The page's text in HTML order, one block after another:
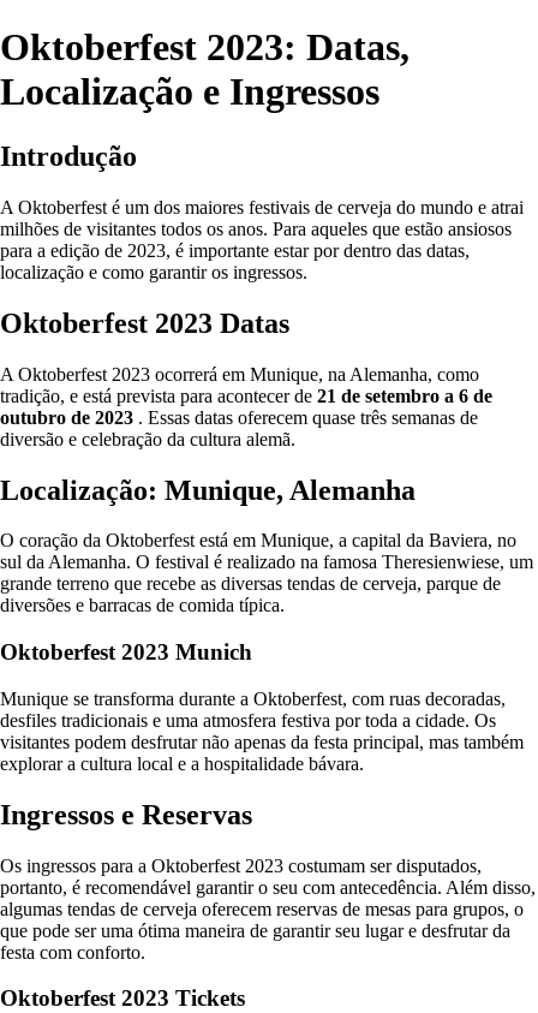
Oktoberfest 2023: Datas,
Localização e Ingressos
Introdução
A Oktoberfest é um dos maiores festivais de cerveja do mundo e atrai
milhões de visitantes todos os anos. Para aqueles que estão ansiosos
para a edição de 2023, é importante estar por dentro das datas,
localização e como garantir os ingressos.
Oktoberfest 2023 Datas
A Oktoberfest 2023 ocorrerá em Munique, na Alemanha, como
tradição, e está prevista para acontecer de 21 de setembro a 6 de
outubro de 2023 . Essas datas oferecem quase três semanas de
diversão e celebração da cultura alemã.
Localização: Munique, Alemanha
O coração da Oktoberfest está em Munique, a capital da Baviera, no
sul da Alemanha. O festival é realizado na famosa Theresienwiese, um
grande terreno que recebe as diversas tendas de cerveja, parque de
diversões e barracas de comida típica.
Oktoberfest 2023 Munich
Munique se transforma durante a Oktoberfest, com ruas decoradas,
desfiles tradicionais e uma atmosfera festiva por toda a cidade. Os
visitantes podem desfrutar não apenas da festa principal, mas também
explorar a cultura local e a hospitalidade bávara.
Ingressos e Reservas
Os ingressos para a Oktoberfest 2023 costumam ser disputados,
portanto, é recomendável garantir o seu com antecedência. Além disso,
algumas tendas de cerveja oferecem reservas de mesas para grupos, o
que pode ser uma ótima maneira de garantir seu lugar e desfrutar da
festa com conforto.
Oktoberfest 2023 Tickets